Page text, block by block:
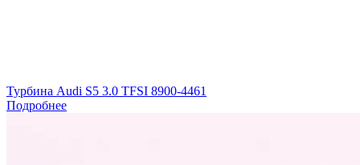
Турбина Audi S5 3.0 TFSI 8900-4461
Подробнее